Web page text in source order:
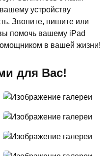
устройству
Звоните, пишите или
помочь вашему iPad
в вашей жизни!
для Вас!